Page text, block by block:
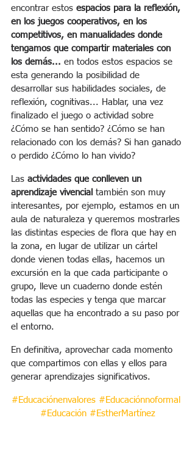
encontrar estos espacios para la reflexión,
en los juegos cooperativos, en los
competitivos, en manualidades donde
tengamos que compartir materiales con
los demás... en todos estos espacios se
esta generando la posibilidad de
desarrollar sus habilidades sociales, de
reflexión, cognitivas... Hablar, una vez
finalizado el juego o actividad sobre
¿Cómo se han sentido? ¿Cómo se han
relacionado con los demás? Si han ganado
o perdido ¿Cómo lo han vivido?
Las actividades que conlleven un
aprendizaje vivencial también son muy
interesantes, por ejemplo, estamos en un
aula de naturaleza y queremos mostrarles
las distintas especies de flora que hay en
la zona, en lugar de utilizar un cártel
donde vienen todas ellas, hacemos un
excursión en la que cada participante o
grupo, lleve un cuaderno donde estén
todas las especies y tenga que marcar
aquellas que ha encontrado a su paso por
el entorno.
En definitiva, aprovechar cada momento
que compartimos con ellas y ellos para
generar aprendizajes significativos.
#Educaciónenvalores #Educaciónnoformal
#Educación #EstherMartínez